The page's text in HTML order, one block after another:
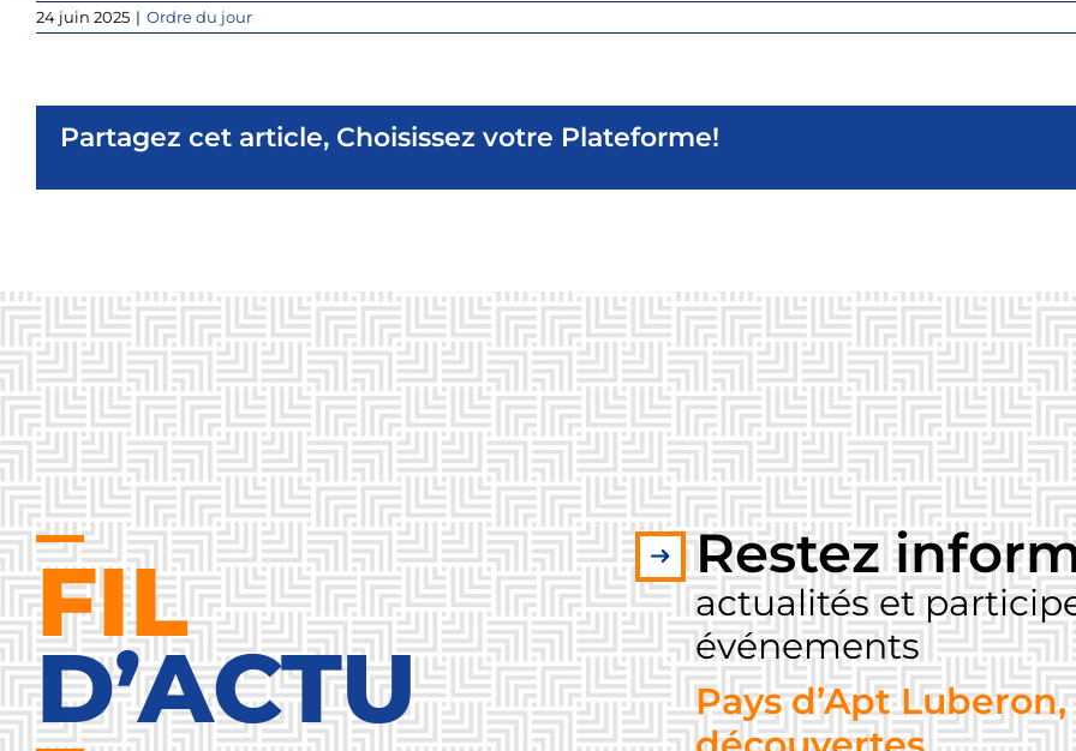
24 juin 2025 | Ordre du jour
Partagez cet article, Choisissez votre Plateforme!
FIL
D’ACTU
Restez
actualités et
événements
Pays d’Apt